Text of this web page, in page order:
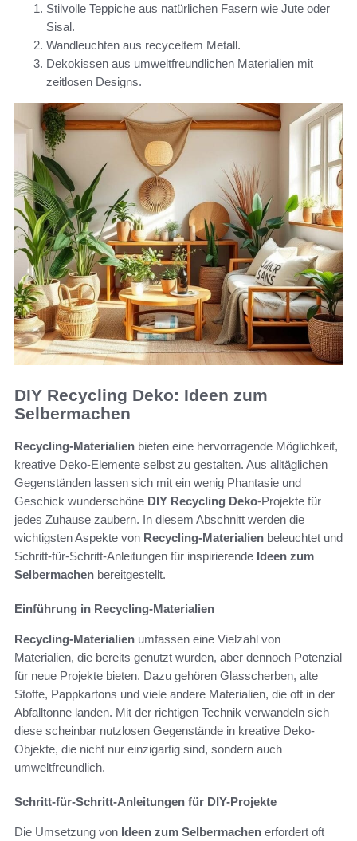
Stilvolle Teppiche aus natürlichen Fasern wie Jute oder
Sisal.
Wandleuchten aus recyceltem Metall.
Dekokissen aus umweltfreundlichen Materialien mit
zeitlosen Designs.
DIY Recycling Deko: Ideen zum
Selbermachen
Recycling-Materialien bieten eine hervorragende Möglichkeit,
kreative Deko-Elemente selbst zu gestalten. Aus alltäglichen
Gegenständen lassen sich mit ein wenig Phantasie und
Geschick wunderschöne DIY Recycling Deko-Projekte für
jedes Zuhause zaubern. In diesem Abschnitt werden die
wichtigsten Aspekte von Recycling-Materialien beleuchtet und
Schritt-für-Schritt-Anleitungen für inspirierende Ideen zum
Selbermachen bereitgestellt.
Einführung in Recycling-Materialien
Recycling-Materialien umfassen eine Vielzahl von
Materialien, die bereits genutzt wurden, aber dennoch Potenzial
für neue Projekte bieten. Dazu gehören Glasscherben, alte
Stoffe, Pappkartons und viele andere Materialien, die oft in der
Abfalltonne landen. Mit der richtigen Technik verwandeln sich
diese scheinbar nutzlosen Gegenstände in kreative Deko-
Objekte, die nicht nur einzigartig sind, sondern auch
umweltfreundlich.
Schritt-für-Schritt-Anleitungen für DIY-Projekte
Die Umsetzung von Ideen zum Selbermachen erfordert oft